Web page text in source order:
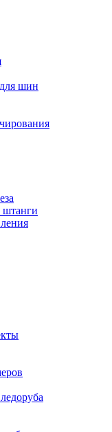
шин
штанги